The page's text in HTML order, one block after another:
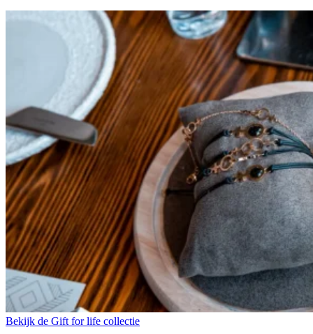
Bekijk de Gift for life collectie